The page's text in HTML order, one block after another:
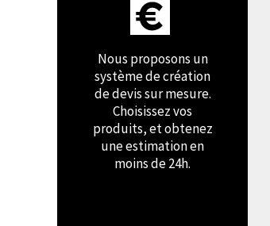
Nous proposons un
système de création
de devis sur mesure.
Choisissez vos
produits, et obtenez
une estimation en
moins de 24h.